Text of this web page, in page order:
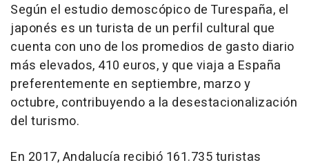
Según el estudio demoscópico de Turespaña, el
japonés es un turista de un perfil cultural que
cuenta con uno de los promedios de gasto diario
más elevados, 410 euros, y que viaja a España
preferentemente en septiembre, marzo y
octubre, contribuyendo a la desestacionalización
del turismo.
En 2017, Andalucía recibió 161.735 turistas